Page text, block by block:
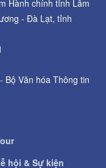
Hành chính tỉnh Lâm
- Đà Lạt, tỉnh
Bộ Văn hóa Thông tin
hội & Sự kiện